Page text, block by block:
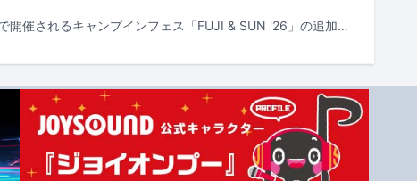
6月6日と7日に静岡・富士山こどもの国で開催されるキャンプインフェス「FUJI & SUN '26」の追加アーティストと出演者の日割りが発表された。